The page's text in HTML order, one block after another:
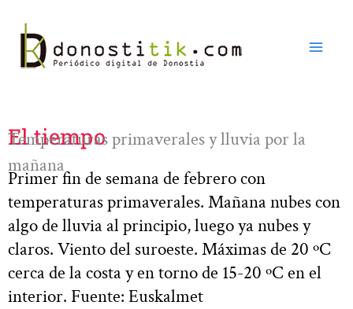
contenido
El tiempo
Temperaturas primaverales y lluvia por la
mañana
Primer fin de semana de febrero con
temperaturas primaverales. Mañana nubes con
algo de lluvia al principio, luego ya nubes y
claros. Viento del suroeste. Máximas de 20 ºC
cerca de la costa y en torno de 15-20 ºC en el
interior. Fuente: Euskalmet